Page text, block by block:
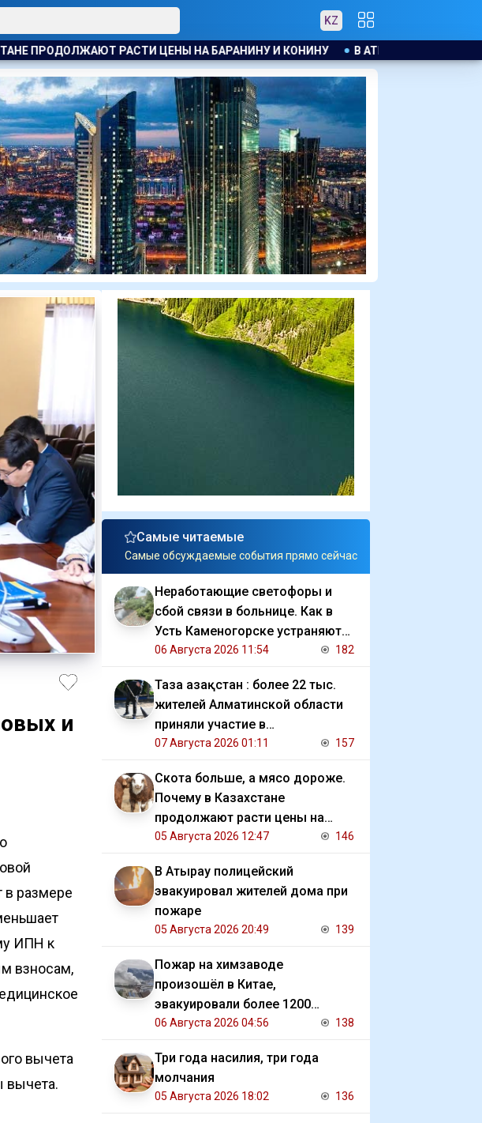
KZ
БАРАНИНУ И КОНИНУ В АТЫРАУ ПОЛИЦЕЙСКИЙ ЭВАКУИРОВАЛ ЖИТЕЛЕЙ ДОМА
и
в размере
ИПН к
взносам,
вычета
вычета.
Самые читаемые
Самые обсуждаемые события прямо сейчас
Неработающие светофоры и
сбой связи в больнице. Как в
Усть Каменогорске устраняют
последствия ливня
06 Августа 2026 11:54 182
Таза Қазақстан : более 22 тыс.
жителей Алматинской области
приняли участие в
экологической акции
07 Августа 2026 01:11 157
Скота больше, а мясо дороже.
Почему в Казахстане
продолжают расти цены на
баранину и конину
05 Августа 2026 12:47 146
В Атырау полицейский
эвакуировал жителей дома при
пожаре
05 Августа 2026 20:49 139
Пожар на химзаводе
произошёл в Китае,
эвакуировали более 1200
человек
06 Августа 2026 04:56 138
Три года насилия, три года
молчания
05 Августа 2026 18:02 136